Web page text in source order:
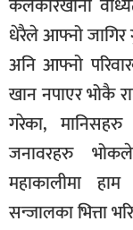
कलकारखाना
धेरैले आफ्नो जागिर
अनि आफ्नो
खान नपाएर भोकै
गरेका,
जनावरहरु
महाकालीमा
सन्जालका भित्ता